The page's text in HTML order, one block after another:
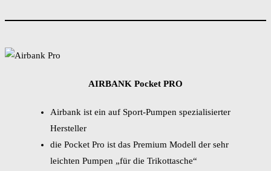
AIRBANK Pocket PRO
Airbank ist ein auf Sport-Pumpen spezialisierter
Hersteller
die Pocket Pro ist das Premium Modell der sehr
leichten Pumpen „für die Trikottasche“